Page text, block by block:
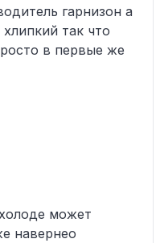
гарнизон а
так что
в первые же
может
навернео